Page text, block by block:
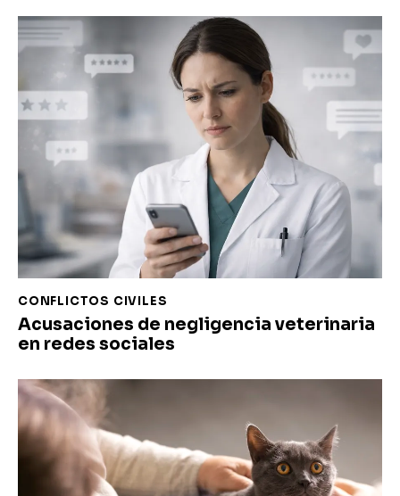
CONFLICTOS CIVILES
Acusaciones de negligencia veterinaria
en redes sociales